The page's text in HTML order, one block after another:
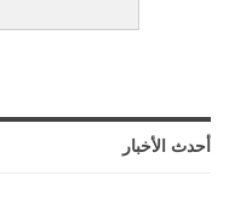
أحدث الأخبار